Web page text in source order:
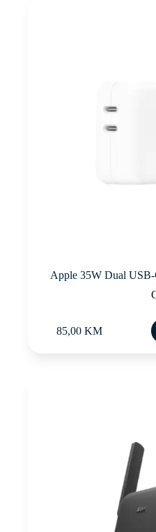
Apple 35W Dual
85,00 KM